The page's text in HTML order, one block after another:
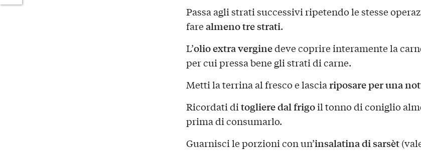
Passa agli strati successivi ripetendo le stesse
farealmeno tre strati.
L’olio extra verginedeve coprire interamente la
per cui pressa bene gli strati di carne.
Metti la terrina al fresco e lasciariposareper una
Ricordati ditogliere dal frigoil tonno di coniglio
prima di consumarlo.
Guarnisci le porzioni con un’insalatina di sarsèt
Twitter